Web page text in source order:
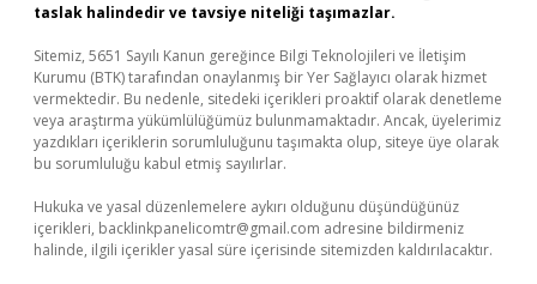
taslak halindedir ve tavsiye niteliği taşımazlar.
Sitemiz, 5651 Sayılı Kanun gereğince Bilgi Teknolojileri ve İletişim
Kurumu (BTK) tarafından onaylanmış bir Yer Sağlayıcı olarak hizmet
vermektedir. Bu nedenle, sitedeki içerikleri proaktif olarak denetleme
veya araştırma yükümlülüğümüz bulunmamaktadır. Ancak, üyelerimiz
yazdıkları içeriklerin sorumluluğunu taşımakta olup, siteye üye olarak
bu sorumluluğu kabul etmiş sayılırlar.
Hukuka ve yasal düzenlemelere aykırı olduğunu düşündüğünüz
içerikleri, backlinkpanelicomtr@gmail.com adresine bildirmeniz
halinde, ilgili içerikler yasal süre içerisinde sitemizden kaldırılacaktır.